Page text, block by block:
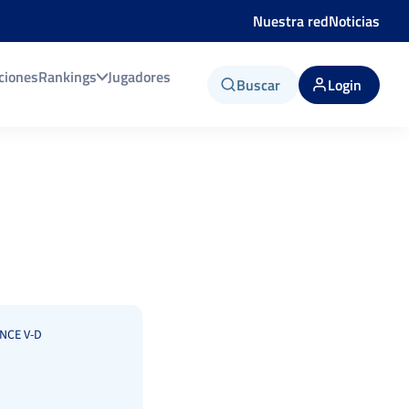
Nuestra redNoticias
Rankings Jugadores Buscar Login
V-D